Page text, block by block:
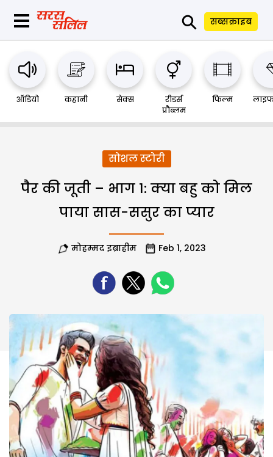
⚲ सब्सक्राइब
ऑडियो कहानी सेक्स
रीडर्स
प्रौब्लम
फिल्म
सोशल स्टोरी
पैर की जूती – भाग 1: क्या बहु को मिल
पाया सास-ससुर का प्यार
मोहम्मद इब्राहीम Feb 1, 2023